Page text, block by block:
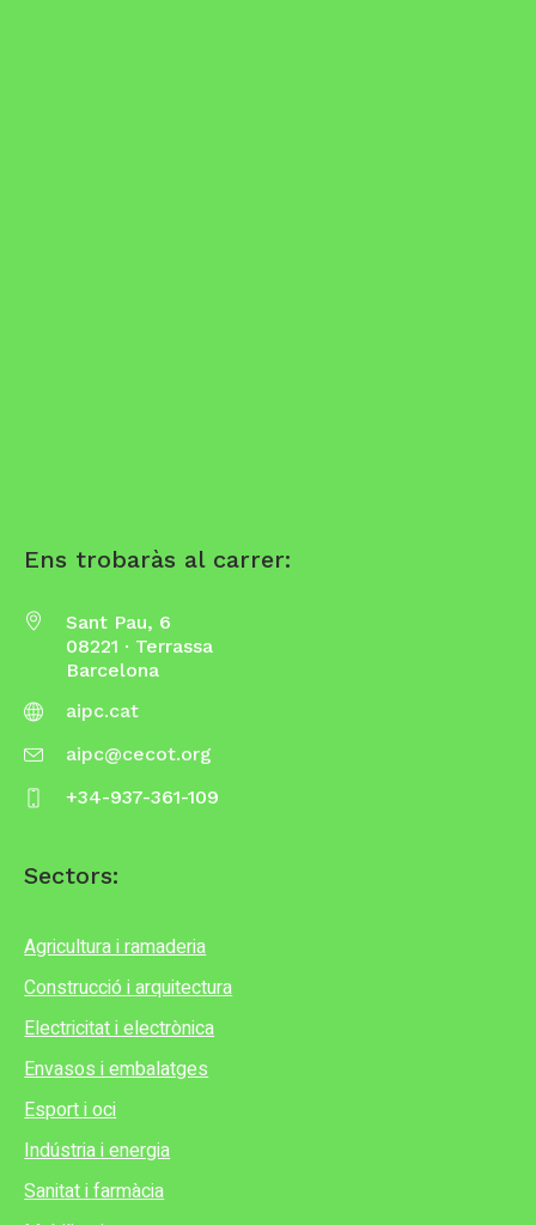
Ens trobaràs al carrer:
Sant Pau, 6
08221 · Terrassa
Barcelona
aipc.cat
aipc@cecot.org
+34-937-361-109
Sectors:
Agricultura i ramaderia
Construcció i arquitectura
Electricitat i electrònica
Envasos i embalatges
Esport i oci
Indústria i energia
Sanitat i farmàcia